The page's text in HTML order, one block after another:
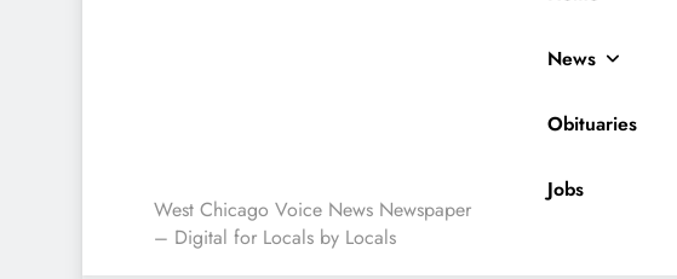
West Chicago Voice : Local News
West Chicago Voice News Newspaper
– Digital for Locals by Locals
News
Obituaries
Jobs